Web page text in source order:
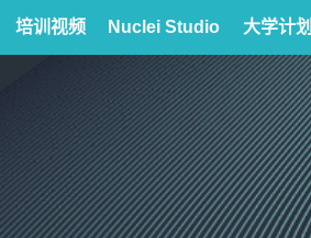
培训视频 Nuclei Studio 大学计划